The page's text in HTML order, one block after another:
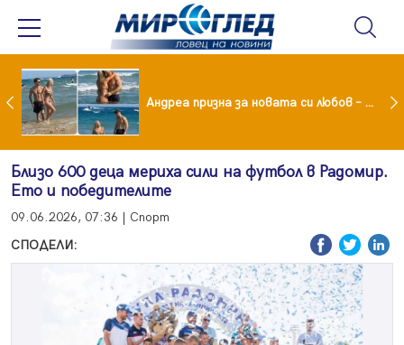
Драма вместо щастие: Звезда от "Татковци" е в болница с високорискова бременност Андреа призна за новата си любов – руснакът Игор
Близо 600 деца мериха сили на футбол в Радомир.
Ето и победителите
09.06.2026, 07:36 | Спорт
СПОДЕЛИ: